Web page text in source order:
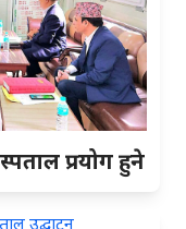
प्रयोग हुने